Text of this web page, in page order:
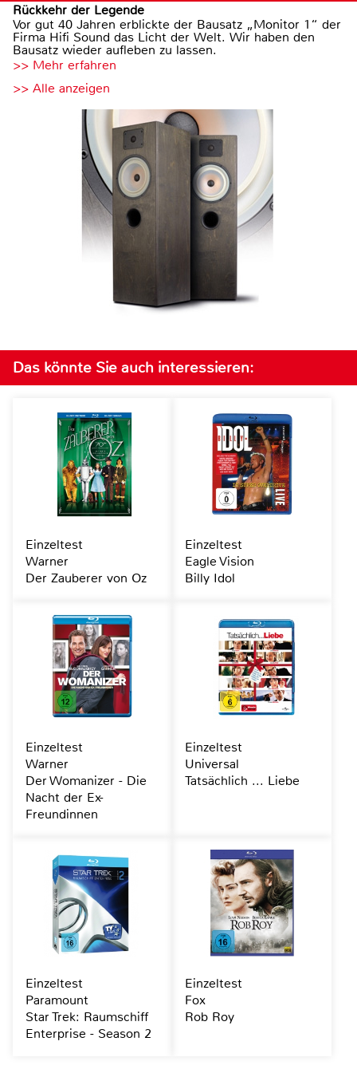
Rückkehr der Legende
Vor gut 40 Jahren erblickte der Bausatz „Monitor 1“ der
Firma Hifi Sound das Licht der Welt. Wir haben den
Bausatz wieder aufleben zu lassen.
>> Mehr erfahren
>> Alle anzeigen
Das könnte Sie auch interessieren:
Einzeltest
Warner
Der Zauberer von Oz
Einzeltest
Eagle Vision
Billy Idol
Einzeltest
Warner
Der Womanizer - Die
Nacht der Ex-
Freundinnen
Einzeltest
Universal
Tatsächlich ... Liebe
Einzeltest
Paramount
Star Trek: Raumschiff
Enterprise - Season 2
Einzeltest
Fox
Rob Roy